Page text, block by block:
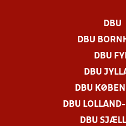
DBU
DBU
DBU
DBU
DBU
DBU
DBU